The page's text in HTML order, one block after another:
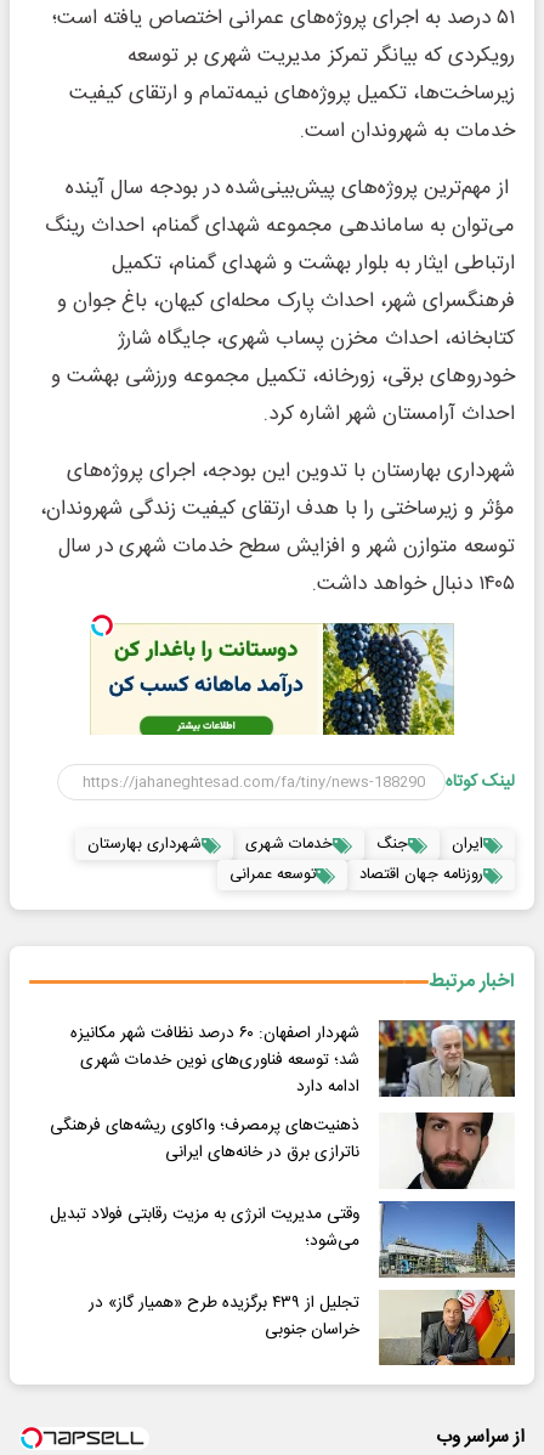
۵۱ درصد به اجرای پروژه‌های عمرانی اختصاص یافته است؛
رویکردی که بیانگر تمرکز مدیریت شهری بر توسعه
زیرساخت‌ها، تکمیل پروژه‌های نیمه‌تمام و ارتقای کیفیت
خدمات به شهروندان است.
از مهم‌ترین پروژه‌های پیش‌بینی‌شده در بودجه سال آینده
می‌توان به ساماندهی مجموعه شهدای گمنام، احداث رینگ
ارتباطی ایثار به بلوار بهشت و شهدای گمنام، تکمیل
فرهنگسرای شهر، احداث پارک محله‌ای کیهان، باغ جوان و
کتابخانه، احداث مخزن پساب شهری، جایگاه شارژ
خودروهای برقی، زورخانه، تکمیل مجموعه ورزشی بهشت و
احداث آرامستان شهر اشاره کرد.
شهرداری بهارستان با تدوین این بودجه، اجرای پروژه‌های
مؤثر و زیرساختی را با هدف ارتقای کیفیت زندگی شهروندان،
توسعه متوازن شهر و افزایش سطح خدمات شهری در سال
۱۴۰۵ دنبال خواهد داشت.
لینک کوتاه
ایران جنگ خدمات شهری
شهرداری بهارستان
روزنامه جهان اقتصاد
توسعه عمرانی
اخبار مرتبط
شهردار اصفهان: ۶۰ درصد نظافت شهر مکانیزه
شد؛ توسعه فناوری‌های نوین خدمات شهری
ادامه دارد
ذهنیت‌های پرمصرف؛ واکاوی ریشه‌های فرهنگی
ناترازی برق در خانه‌های ایرانی
وقتی مدیریت انرژی به مزیت رقابتی فولاد تبدیل
می‌شود؛
تجلیل از ۴۳۹ برگزیده طرح «همیار گاز» در
خراسان جنوبی
از سراسر وب